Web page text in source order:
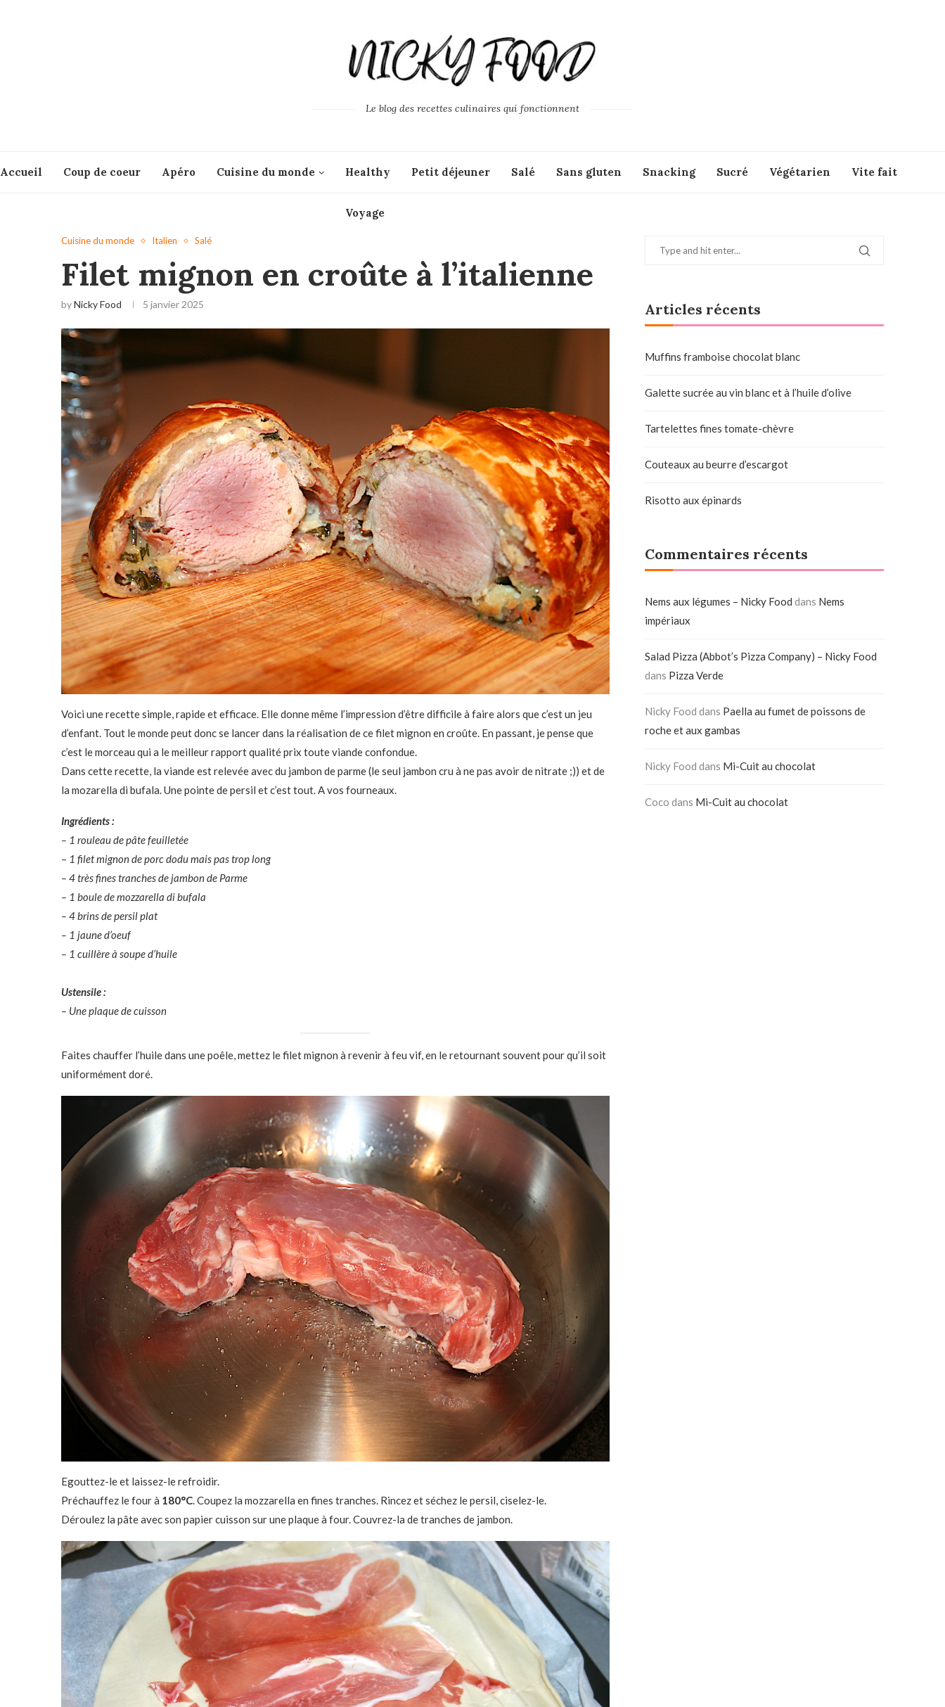
Le blog des recettes culinaires qui fonctionnent
Accueil Coup de coeur Apéro Cuisine du monde Healthy Petit déjeuner Salé Sans gluten Snacking Sucré Végétarien Vite fait
Voyage
Cuisine du monde Italien Salé
Filet mignon en croûte à l’italienne
byNicky Food 5 janvier 2025
Voici une recette simple, rapide et efficace. Elle donne même l’impression d’être difficile à faire alors que c’est un jeu
d’enfant. Tout le monde peut donc se lancer dans la réalisation de ce filet mignon en croûte. En passant, je pense que
c’est le morceau qui a le meilleur rapport qualité prix toute viande confondue.
Dans cette recette, la viande est relevée avec du jambon de parme (le seul jambon cru à ne pas avoir de nitrate ;)) et de
la mozarella di bufala. Une pointe de persil et c’est tout. A vos fourneaux.
Ingrédients :
– 1 rouleau de pâte feuilletée
– 1 filet mignon de porc dodu mais pas trop long
– 4 très fines tranches de jambon de Parme
– 1 boule de mozzarella di bufala
– 4 brins de persil plat
– 1 jaune d’oeuf
– 1 cuillère à soupe d’huile
Ustensile :
– Une plaque de cuisson
Faites chauffer l’huile dans une poêle, mettez le filet mignon à revenir à feu vif, en le retournant souvent pour qu’il soit
uniformément doré.
Egouttez-le et laissez-le refroidir.
Préchauffez le four à 180°C. Coupez la mozzarella en fines tranches. Rincez et séchez le persil, ciselez-le.
Déroulez la pâte avec son papier cuisson sur une plaque à four. Couvrez-la de tranches de jambon.
Articles récents
Muffins framboise chocolat blanc
Galette sucrée au vin blanc et à l’huile d’olive
Tartelettes fines tomate-chèvre
Couteaux au beurre d’escargot
Risotto aux épinards
Commentaires récents
Nems aux légumes – Nicky Food dans Nems
impériaux
Salad Pizza (Abbot’s Pizza Company) – Nicky Food
dans Pizza Verde
Nicky Food dans Paella au fumet de poissons de
roche et aux gambas
Nicky Food dans Mi-Cuit au chocolat
Coco dans Mi-Cuit au chocolat